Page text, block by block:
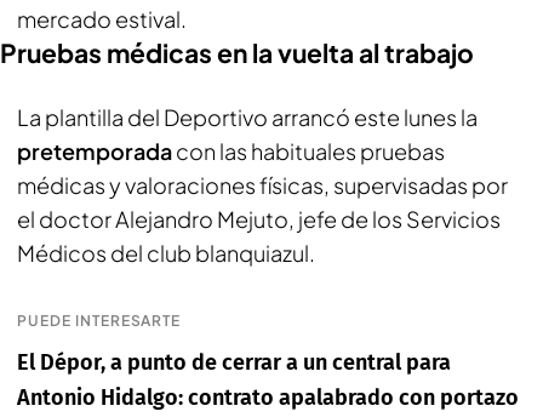
mercado estival.
Pruebas médicas en la vuelta al trabajo
La plantilla del Deportivo arrancó este lunes la
pretemporadacon las habituales pruebas
médicas y valoraciones físicas, supervisadas por
el doctor Alejandro Mejuto, jefe de los Servicios
Médicos del club blanquiazul.
PUEDE INTERESARTE
El Dépor, a punto de cerrar a un central para
Antonio Hidalgo: contrato apalabrado con portazo